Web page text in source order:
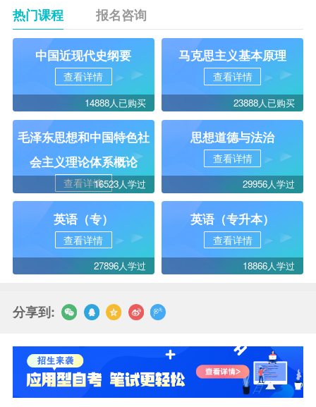
热门课程 报名咨询
中国近现代史纲要
查看详情
14888人已购买
马克思主义基本原理
查看详情
23888人已购买
毛泽东思想和中国特色社
会主义理论体系概论
查看详情16523人学过
思想道德与法治
查看详情
29956人学过
英语（专）
查看详情
27896人学过
英语（专升本）
查看详情
18866人学过
分享到: